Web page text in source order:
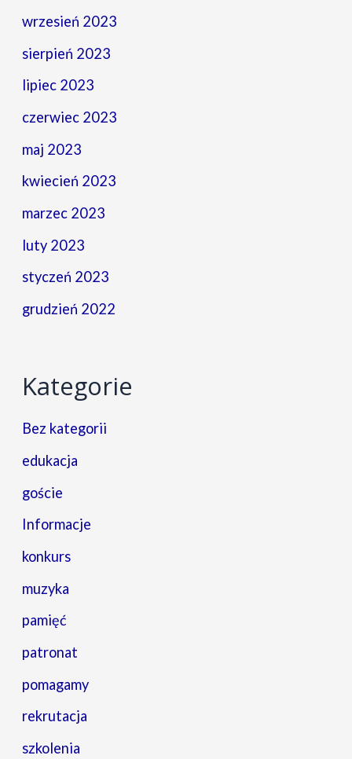
wrzesień 2023
sierpień 2023
lipiec 2023
czerwiec 2023
maj 2023
kwiecień 2023
marzec 2023
luty 2023
styczeń 2023
grudzień 2022
Kategorie
Bez kategorii
edukacja
goście
Informacje
konkurs
muzyka
pamięć
patronat
pomagamy
rekrutacja
szkolenia